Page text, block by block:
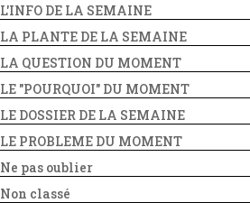
L'INFO DE LA SEMAINE
LA PLANTE DE LA SEMAINE
LA QUESTION DU MOMENT
LE "POURQUOI" DU MOMENT
LE DOSSIER DE LA SEMAINE
LE PROBLEME DU MOMENT
Ne pas oublier
Non classé